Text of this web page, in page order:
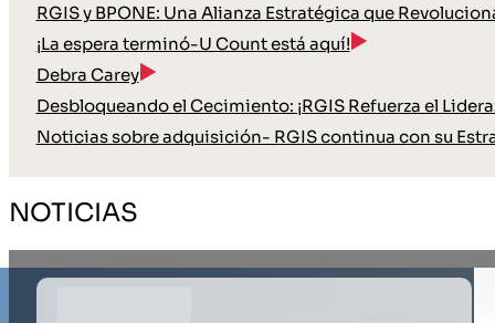
RGIS y BPONE: Una Alianza Estratégica que
¡La espera terminó-U Count está aquí!
Debra Carey
Desbloqueando el Cecimiento: ¡RGIS Refuerza el
Noticias sobre adquisición- RGIS continua con su
NOTICIAS